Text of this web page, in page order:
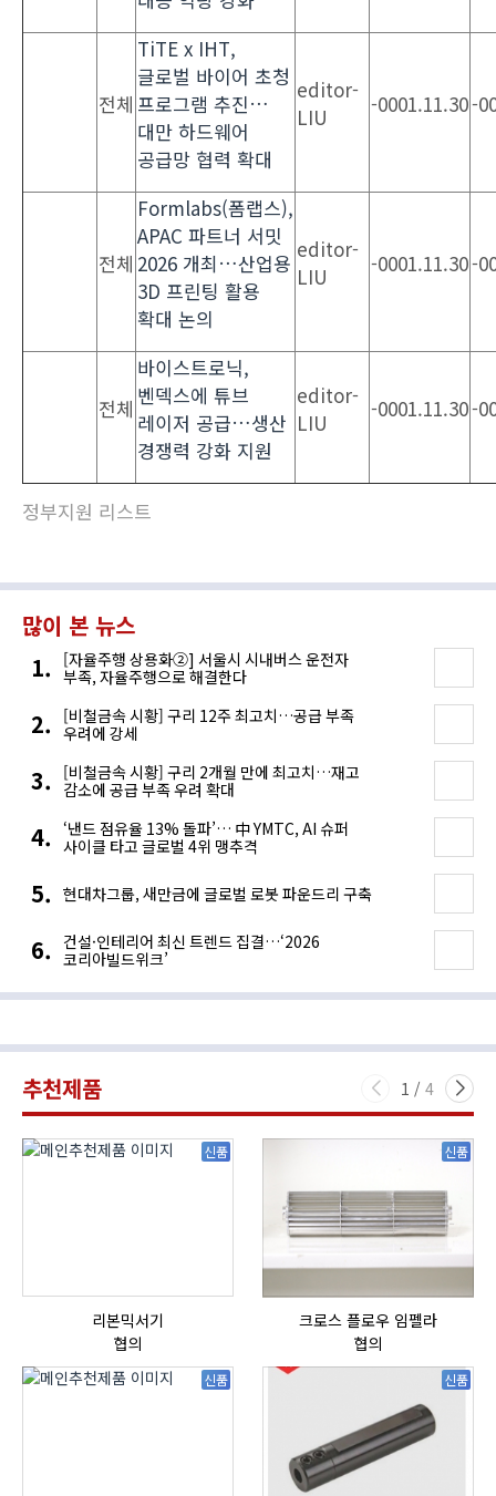
정부지원 리스트
전체
TiTE x IHT,
글로벌 바이어 초청
프로그램 추진…
대만 하드웨어
공급망 협력 확대
editor-
LIU
-0001.11.30-
전체
Formlabs(폼랩스),
APAC 파트너 서밋
2026 개최…산업용
3D 프린팅 활용
확대 논의
editor-
LIU
-0001.11.30-
전체
바이스트로닉,
벤덱스에 튜브
레이저 공급…생산
경쟁력 강화 지원
editor-
LIU
-0001.11.30-
많이 본 뉴스
[자율주행 상용화②] 서울시 시내버스 운전자
부족, 자율주행으로 해결한다
[비철금속 시황] 구리 12주 최고치…공급 부족
우려에 강세
[비철금속 시황] 구리 2개월 만에 최고치…재고
감소에 공급 부족 우려 확대
‘낸드 점유율 13% 돌파’… 中 YMTC, AI 슈퍼
사이클 타고 글로벌 4위 맹추격
현대차그룹, 새만금에 글로벌 로봇 파운드리 구축
건설·인테리어 최신 트렌드 집결…‘2026
코리아빌드위크’
추천제품 1 / 4
신품
리본믹서기
협의
신품
크로스 플로우 임펠라
협의
신품 신품